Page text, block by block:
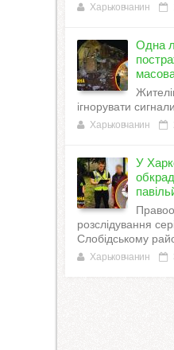
Харьковчанин
Одна
ігнорувати
Харьковчанин
У
розслідування
Слобідському
Харьковчанин